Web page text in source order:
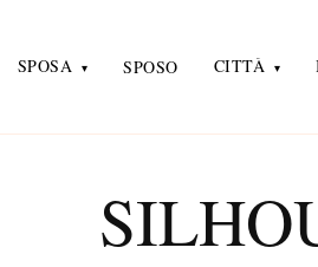
SPOSA SPOSO CITTÀ